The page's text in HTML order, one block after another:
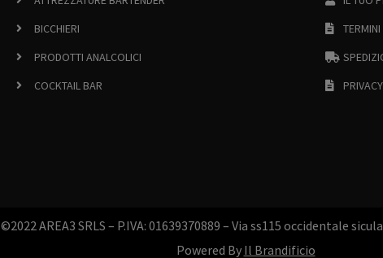
BICCHIERI
PRODOTTI ANALCOLICI
COCKTAIL BAR
©2022 AREA3 SRLS – P.IVA: 01639370889 – Via ss115 occidentale
Powered By Il Brandificio